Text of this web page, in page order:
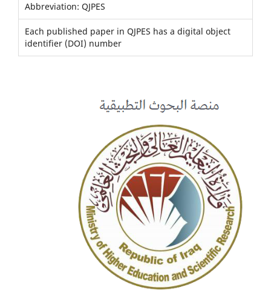
Abbreviation: QJPES
Each published paper in QJPES has a digital object
identifier (DOI) number